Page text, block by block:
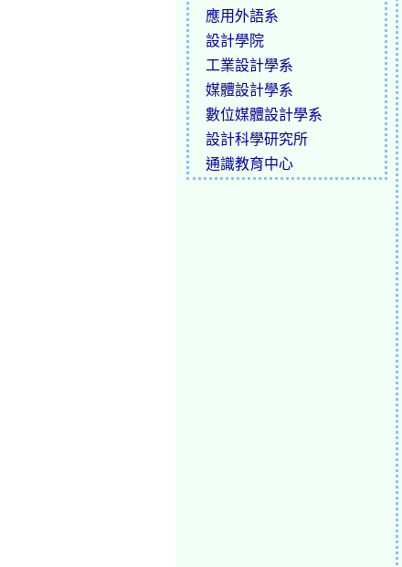
應用外語系
設計學院
工業設計學系
媒體設計學系
數位媒體設計學系
設計科學研究所
通識教育中心